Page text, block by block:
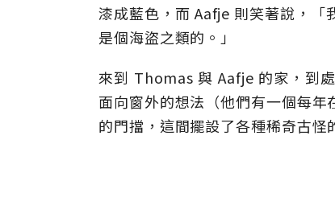
漆成藍色，而 Aafje 則笑著說，「
是個海盜之類的。」
來到 Thomas 與 Aafje 的家，到
面向窗外的想法（他們有一個每
的門擋，這間擺設了各種稀奇古怪